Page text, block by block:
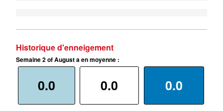
Historique d'enneigement
Semaine 2 of August a en moyenne :
0.0 0.0 0.0